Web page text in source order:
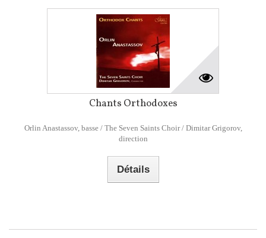
Chants Orthodoxes
Orlin Anastassov, basse / The Seven Saints Choir / Dimitar Grigorov,
direction
Détails